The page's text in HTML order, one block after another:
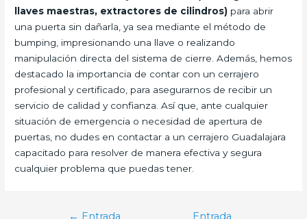
llaves maestras, extractores de cilindros) para abrir
una puerta sin dañarla, ya sea mediante el método de
bumping, impresionando una llave o realizando
manipulación directa del sistema de cierre. Además, hemos
destacado la importancia de contar con un cerrajero
profesional y certificado, para asegurarnos de recibir un
servicio de calidad y confianza. Así que, ante cualquier
situación de emergencia o necesidad de apertura de
puertas, no dudes en contactar a un cerrajero Guadalajara
capacitado para resolver de manera efectiva y segura
cualquier problema que puedas tener.
Navegación
← Entrada Entrada